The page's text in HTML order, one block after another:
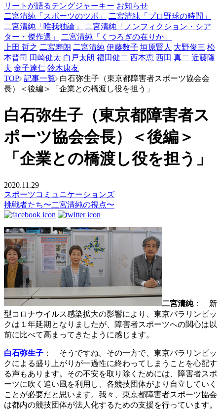
リートが語るテングジャーキー お知らせ
二宮清純「スポーツのツボ」
二宮清純「プロ野球の時間」
二宮清純「唯我独論」
二宮清純「ノンフィクション・シア
ター・傑作選」
二宮清純「くつろぎの在りか」
上田 哲之 二宮寿朗 二宮清純 伊藤数子 垣原賢人 大野俊三 松
本晋司 田崎健太 白戸太朗 福田健二 西本恵 西田 真二 近藤隆
夫 金子達仁 鈴木康友
TOP 記事一覧
白石弥生子（東京都障害者スポーツ協会会
長）＜後編＞「企業との橋渡し役を担う」
白石弥生子（東京都障害者ス
ポーツ協会会長）＜後編＞
「企業との橋渡し役を担う」
2020.11.29
スポーツコミュニケーションズ
挑戦者たち〜二宮清純の視点〜
二宮清純： 新
型コロナウイルス感染拡大の影響により、東京パラリンピッ
クは１年延期となりましたが、障害者スポーツへの関心は以
前に比べて高まってきたように感じます。
白石弥生子 ： そうですね。その一方で、東京パラリンピッ
クによる盛り上がりが一過性に終わってしまうことを心配す
る声もあります。その不安を取り除くためには、障害者スポ
ーツに吹く追い風を利用し、各競技団体がより自立していく
ことが必要だと思います。我々、東京都障害者スポーツ協会
は都内の競技団体が法人化するための支援を行っています。